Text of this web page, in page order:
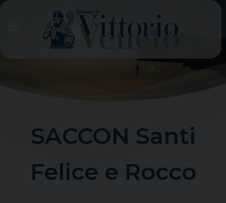
SACCON Santi
Felice e Rocco